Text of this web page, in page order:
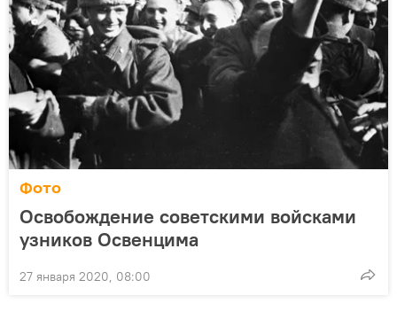
Фото
Освобождение советскими войсками
узников Освенцима
27 января 2020, 08:00